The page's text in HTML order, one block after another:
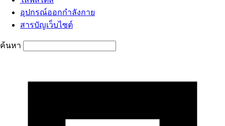
อุปกรณ์ออกกำลังกาย
สารบัญเว็บไซต์
ค้นหา